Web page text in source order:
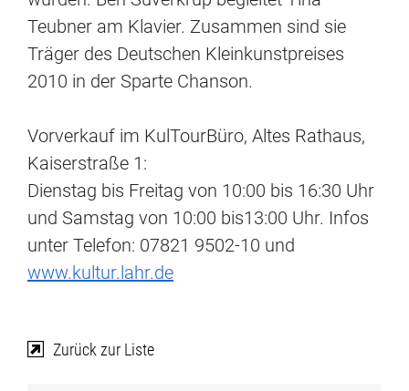
Teubner am Klavier. Zusammen sind sie
Träger des Deutschen Kleinkunstpreises
2010 in der Sparte Chanson.
Vorverkauf im KulTourBüro, Altes Rathaus,
Kaiserstraße 1:
Dienstag bis Freitag von 10:00 bis 16:30 Uhr
und Samstag von 10:00 bis13:00 Uhr. Infos
unter Telefon: 07821 9502-10 und
www.kultur.lahr.de
Zurück zur Liste